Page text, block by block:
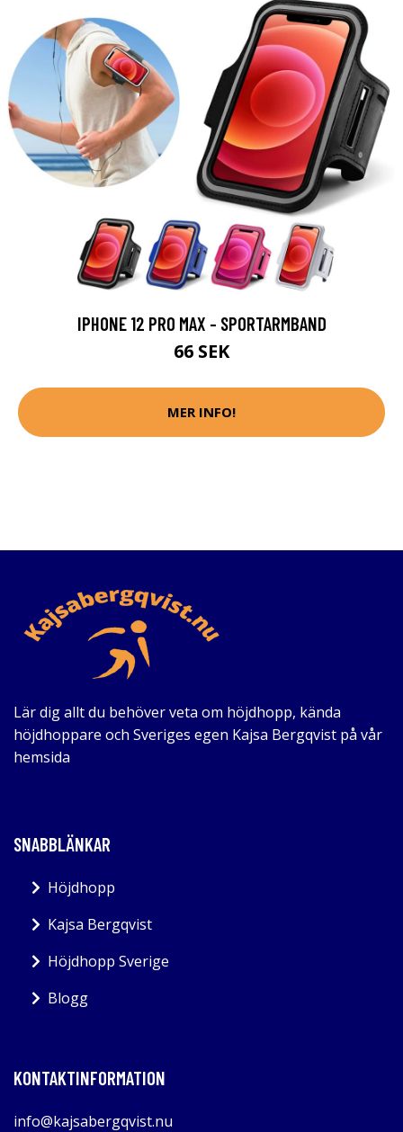
IPHONE 12 PRO MAX - SPORTARMBAND
66 SEK
MER INFO!
Lär dig allt du behöver veta om höjdhopp, kända
höjdhoppare och Sveriges egen Kajsa Bergqvist på vår
hemsida
SNABBLÄNKAR
Höjdhopp
Kajsa Bergqvist
Höjdhopp Sverige
Blogg
KONTAKTINFORMATION
info@kajsabergqvist.nu